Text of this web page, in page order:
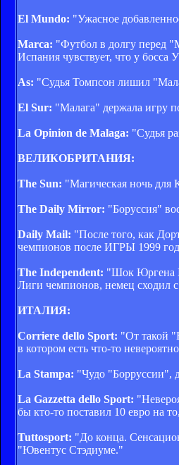
El Mundo: "Ужасное
Marca: "Футбол в долгу перед
Испания чувствует, что у
As: "Судья Томпсон лишил
El Sur: "Малага" держала игру
La Opinion de Malaga: "Судья
ВЕЛИКОБРИТАНИЯ:
The Sun: "Магическая ночь для
The Daily Mirror: "Боруссия"
Daily Mail: "После того, как
чемпионов после ИГРЫ 1999
The Independent: "Шок Юргена
Лиги чемпионов, немец сходил
ИТАЛИЯ:
Corriere dello Sport: "От такой
в котором есть что-то
La Stampa: "Чудо "Борруссии",
La Gazzetta dello Sport:
бы кто-то поставил 10 евро на
Tuttosport: "До конца.
"Ювентус Стэдиуме."